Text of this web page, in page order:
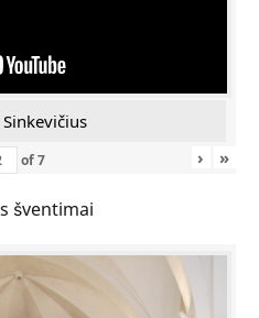
of7 › »
šventimai